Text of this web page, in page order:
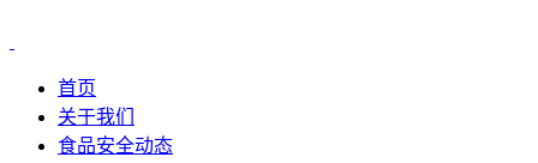
首页
关于我们
食品安全动态